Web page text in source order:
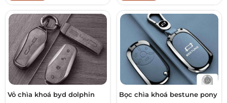
Vỏ chìa khoá byd dolphin Bọc chìa khoá bestune pony